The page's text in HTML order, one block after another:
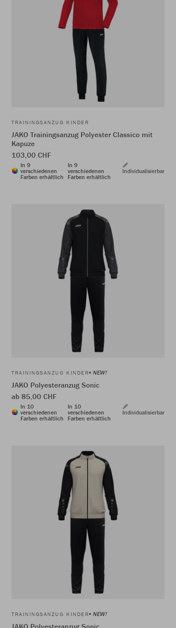
TRAININGSANZUG KINDER
JAKO Trainingsanzug Polyester Classico mit
Kapuze
103,00 CHF
In 9
verschiedenen
Farben erhältlich
In 9
verschiedenen
Farben erhältlich
Individualisierbar
TRAININGSANZUG KINDER NEW!
JAKO Polyesteranzug Sonic
ab 85,00 CHF
In 10
verschiedenen
Farben erhältlich
In 10
verschiedenen
Farben erhältlich
Individualisierbar
TRAININGSANZUG KINDER NEW!
JAKO Polyesteranzug Sonic